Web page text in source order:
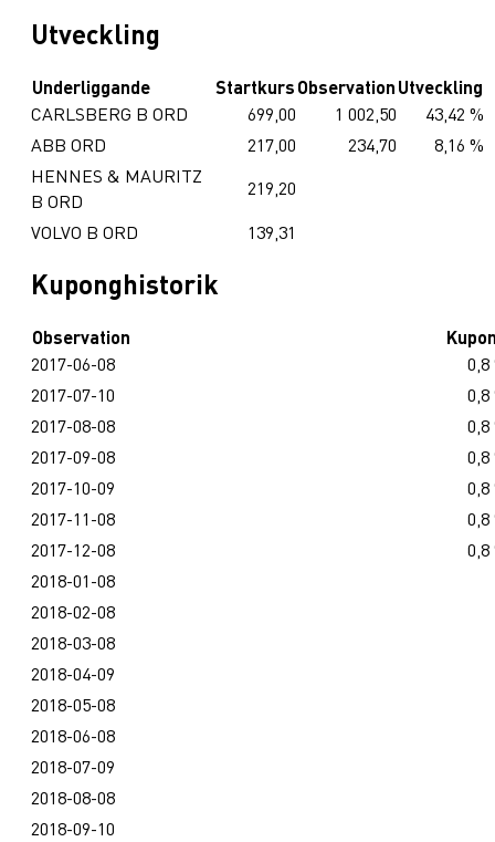
Utveckling
Underliggande StartkursObservationUtveckling
CARLSBERG B ORD
699,00 1 002,50
43,42 %
ABB ORD
217,00 234,70
8,16 %
HENNES & MAURITZ
B ORD
219,20
VOLVO B ORD
139,31
Kuponghistorik
Observation
2017-06-08
0,8
2017-07-10
0,8
2017-08-08
0,8
2017-09-08
0,8
2017-10-09
0,8
2017-11-08
0,8
2017-12-08
0,8
2018-01-08
2018-02-08
2018-03-08
2018-04-09
2018-05-08
2018-06-08
2018-07-09
2018-08-08
2018-09-10